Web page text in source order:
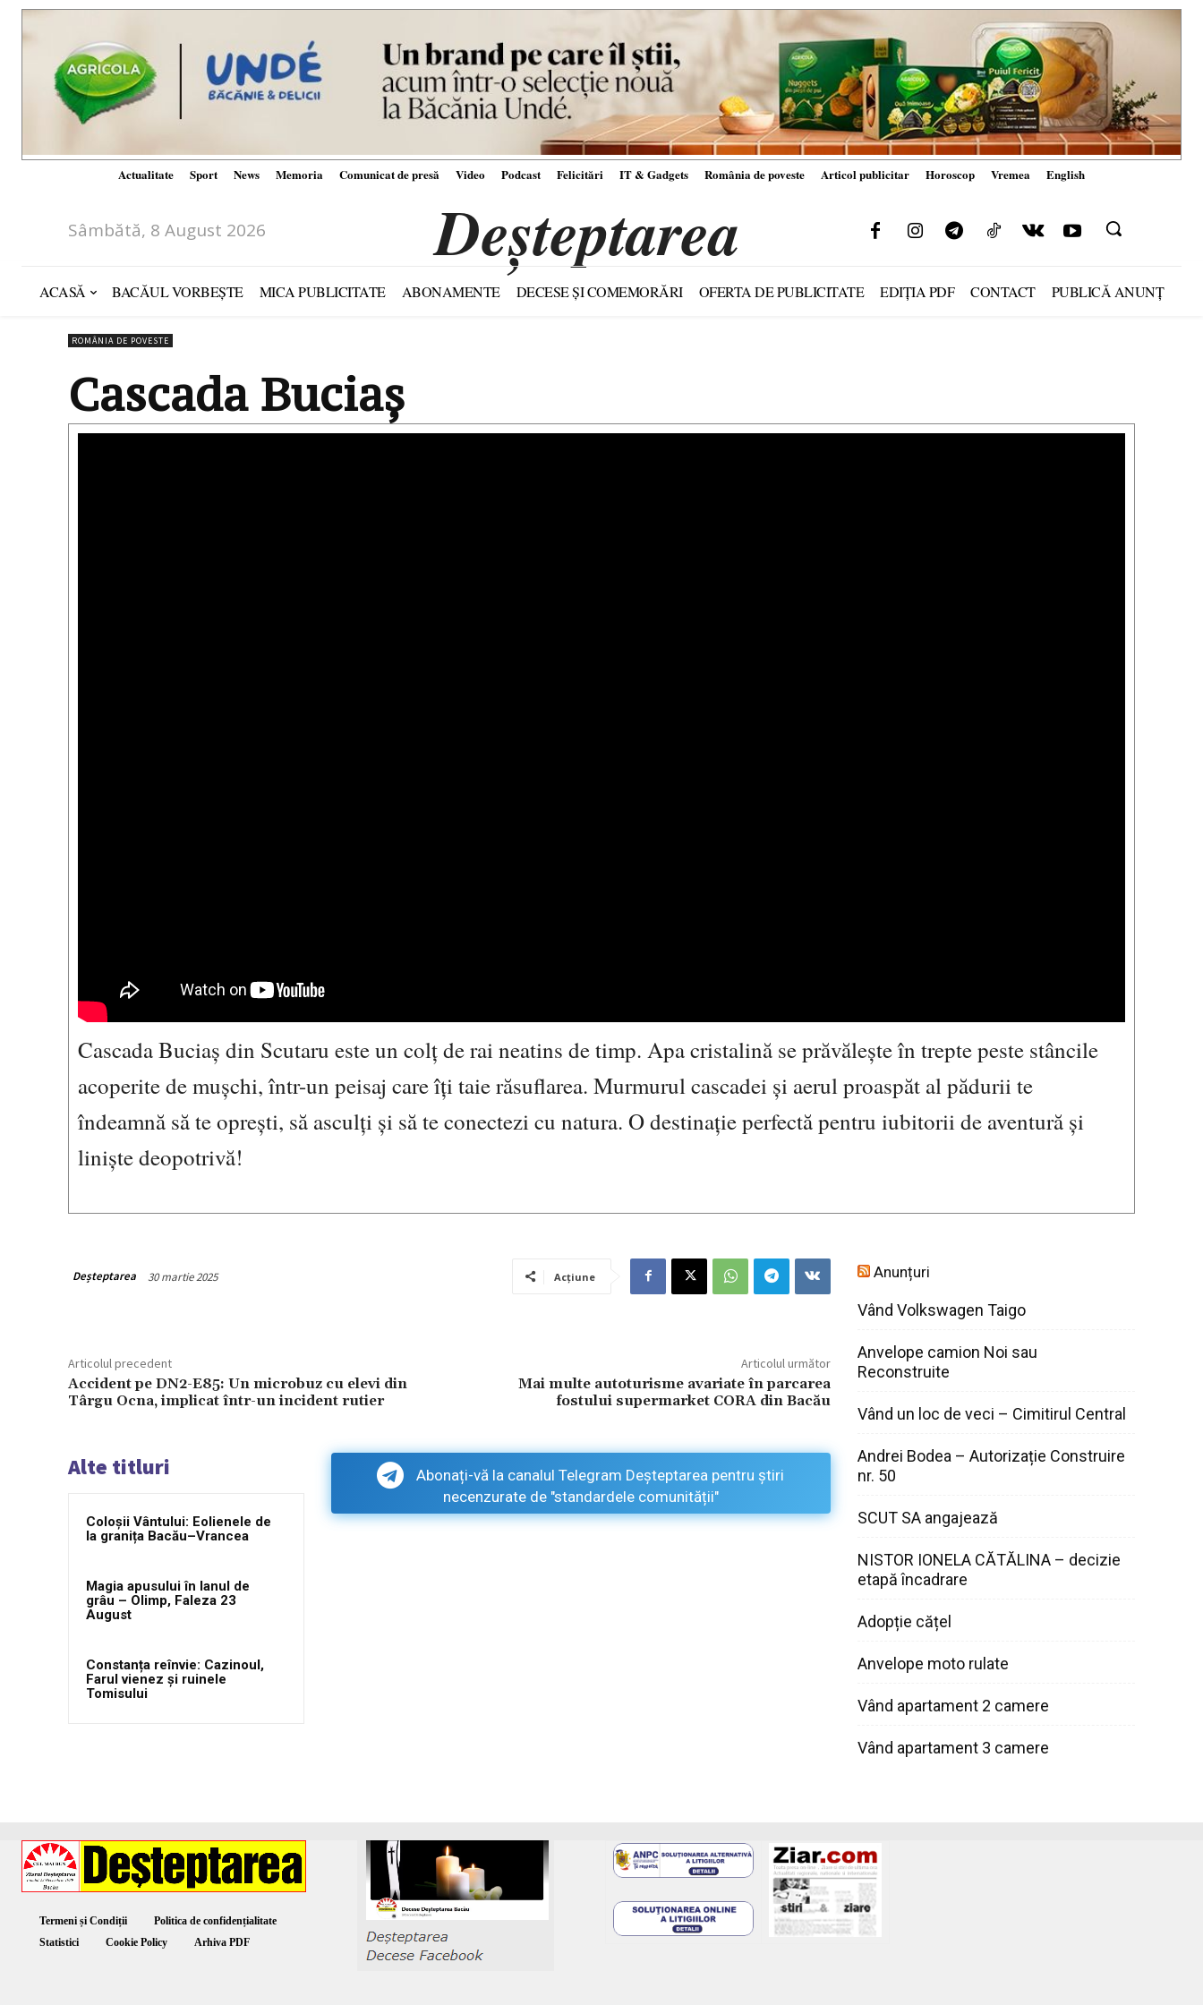
Actualitate Sport News Memoria Comunicat de presă Video Podcast Felicitări IT & Gadgets România de poveste Articol publicitar Horoscop Vremea English
Sâmbătă, 8 August 2026 Deșteptarea
ACASĂ BACĂUL VORBEȘTE MICA PUBLICITATE ABONAMENTE DECESE ȘI COMEMORĂRI OFERTA DE PUBLICITATE EDIȚIA PDF CONTACT PUBLICĂ ANUNȚ
ROMÂNIA DE POVESTE
Cascada Buciaș
Cascada Buciaș din Scutaru este un colț de rai neatins de timp. Apa cristalină se prăvălește în trepte peste stâncile
acoperite de mușchi, într-un peisaj care îți taie răsuflarea. Murmurul cascadei și aerul proaspăt al pădurii te
îndeamnă să te oprești, să asculți și să te conectezi cu natura. O destinație perfectă pentru iubitorii de aventură și
liniște deopotrivă!
Deșteptarea 30 martie 2025 Acțiune
Articolul precedent
Accident pe DN2-E85: Un microbuz cu elevi din
Târgu Ocna, implicat într-un incident rutier
Articolul următor
Mai multe autoturisme avariate în parcarea
fostului supermarket CORA din Bacău
Alte titluri
Coloșii Vântului: Eolienele de
la granița Bacău–Vrancea
Magia apusului în lanul de
grâu – Olimp, Faleza 23
August
Constanța reînvie: Cazinoul,
Farul vienez și ruinele
Tomisului
Abonați-vă la canalul Telegram Deșteptarea pentru știri
necenzurate de "standardele comunității"
Anunțuri
Vând Volkswagen Taigo
Anvelope camion Noi sau
Reconstruite
Vând un loc de veci – Cimitirul Central
Andrei Bodea – Autorizație Construire
nr. 50
SCUT SA angajează
NISTOR IONELA CĂTĂLINA – decizie
etapă încadrare
Adopție cățel
Anvelope moto rulate
Vând apartament 2 camere
Vând apartament 3 camere
Termeni și Condiții
Politica de confidențialitate
Statistici
Cookie Policy Arhiva PDF